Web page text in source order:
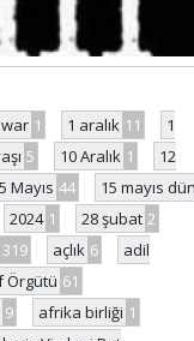
1 1 aralık 11
1
5 10 Aralık 1
12
Mayıs 44
15 mayıs
2024 1 28 şubat 2
319 açlık 6
adil
Örgütü 61
9 afrika birliği 1